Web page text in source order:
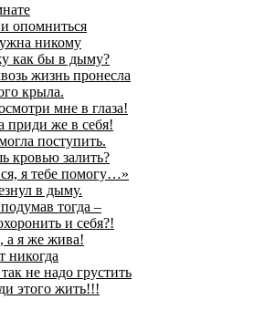
опомниться
никому
как бы в дыму?
жизнь пронесла
крыла.
мне в глаза!
приди же в себя!
поступить.
кровью залить?
я тебе помогу…»
в дыму.
тогда –
и себя?!
а я же жива!
никогда
не надо грустить
этого жить!!!